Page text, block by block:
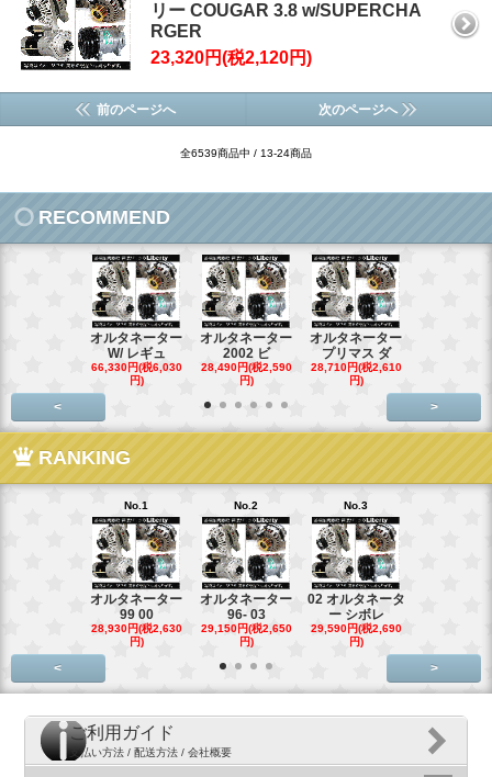
リー COUGAR 3.8 w/SUPERCHA
RGER
23,320円(税2,120円)
前のページへ 次のページへ
全6539商品中 / 13-24商品
RECOMMEND
オルタネーター
W/ レギュ
66,330円(税6,030
円)
オルタネーター
2002 ビ
28,490円(税2,590
円)
オルタネーター
プリマス ダ
28,710円(税2,610
円)
< >
RANKING
No.1
オルタネーター
99 00
28,930円(税2,630
円)
No.2
オルタネーター
96- 03
29,150円(税2,650
円)
No.3
02 オルタネータ
ー シボレ
29,590円(税2,690
円)
< >
ご利用ガイド
支払い方法 / 配送方法 / 会社概要